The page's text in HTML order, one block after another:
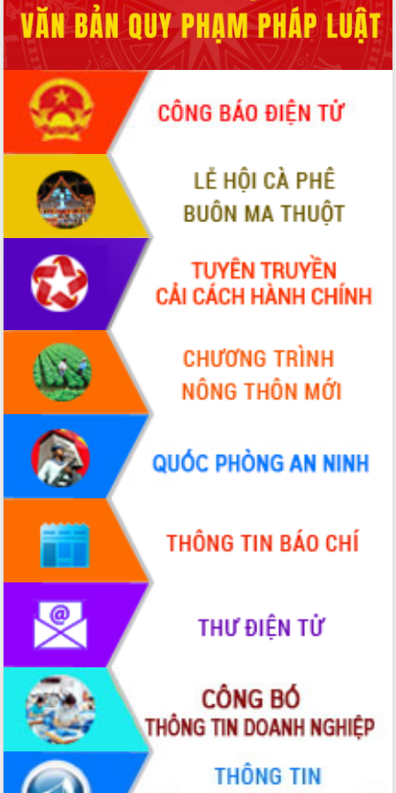
món ăn từ sầu riêng
Đắk Lắk công bố Quy hoạch và xúc
tiến đầu tư tỉnh
Ngành cá ngừ Đắk Lắk chủ động thích
ứng để giữ vững thị trường xuất khẩu
Diễn đàn Kinh tế tư nhân Việt Nam đột
phá cơ chế - Hợp tác công tư
Đề án 06 tạo bước ngoặt đột phá trong
cải cách hành chính tỉnh Đắk Lắk
Kết nối tour, đẩy mạnh chuyển đổi số
để phát triển du lịch Đắk Lắk
Khởi động Dự án Đầu tư xây dựng hạ
tầng kỹ thuật Cụm công nghiệp Tân
Gặp mặt các cơ quan báo chí nhân Kỷ
niệm 101 năm Ngày Báo chí Cách
Đắk Lắk sơ kết 4 năm triển khai thực
hiện Đề án 06 của Chính phủ
Họp báo thông tin về Hội nghị Công bố
Quy hoạch và Xúc tiến đầu tư tỉnh Đắk
Lắk
Khơi thông điểm nghẽn, đẩy nhanh
giải ngân vốn khắc phục thiên tai
HĐND tỉnh thông qua điều chỉnh Quy
hoạch tỉnh thời kỳ 2021-2030
Hội thảo góp ý hồ sơ điều chỉnh quy
hoạch tỉnh Đắk Lắk thời kỳ 2021-2030,
tầm nhìn đến năm 2050
Nâng cao hiệu quả hoạt động của các
Hội nghị triển khai kết nối mạng
truyền số liệu chuyên dùng phục vụ cơ
quan Đảng, Nhà nước
Lễ phát động chuỗi hoạt động chung
tay làm sạch môi trường
Xã Ea Kar bước chuyển mình trong
công tác cải cách hành chính mô hình
mới
UBND tỉnh họp báo định kỳ tháng 4
năm 2026